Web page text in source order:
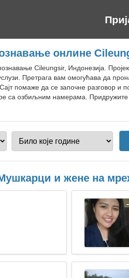
онлине
Cileungsir, Индонезија.
Претрага вам омогућава да
помаже да се започне разговор и
са озбиљним намерама. Придружите
и жене на